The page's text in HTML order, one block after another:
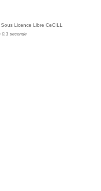
Sous Licence Libre CeCILL
0.3 seconde